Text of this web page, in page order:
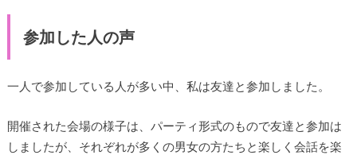
参加した人の声
一人で参加している人が多い中、私は友達と参加しました。
開催された会場の様子は、パーティ形式のもので友達と参加は
しましたが、それぞれが多くの男女の方たちと楽しく会話を楽